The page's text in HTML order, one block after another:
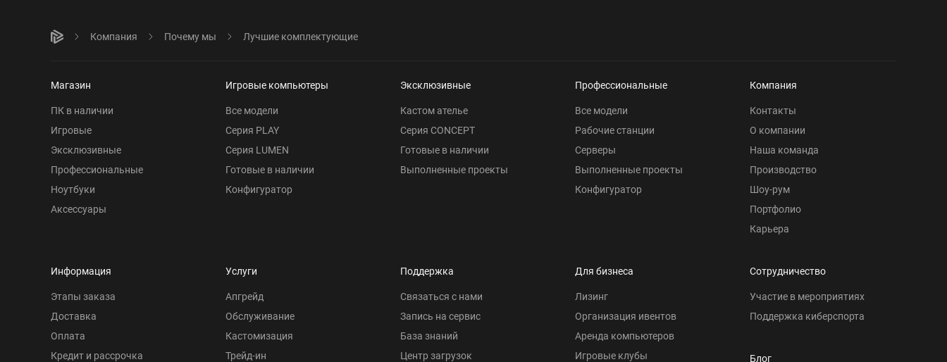
Компания Почему мы Лучшие комплектующие
Магазин
ПК в наличии
Игровые
Эксклюзивные
Профессиональные
Ноутбуки
Аксессуары
Игровые компьютеры
Все модели
Серия PLAY
Серия LUMEN
Готовые в наличии
Конфигуратор
Эксклюзивные
Кастом ателье
Серия CONCEPT
Готовые в наличии
Выполненные проекты
Профессиональные
Все модели
Рабочие станции
Серверы
Выполненные проекты
Конфигуратор
Компания
Контакты
О компании
Наша команда
Производство
Шоу-рум
Портфолио
Карьера
Информация
Этапы заказа
Доставка
Оплата
Кредит и рассрочка
Услуги
Апгрейд
Обслуживание
Кастомизация
Трейд-ин
Поддержка
Связаться с нами
Запись на сервис
База знаний
Центр загрузок
Для бизнеса
Лизинг
Организация ивентов
Аренда компьютеров
Игровые клубы
Сотрудничество
Участие в мероприятиях
Поддержка киберспорта
Блог